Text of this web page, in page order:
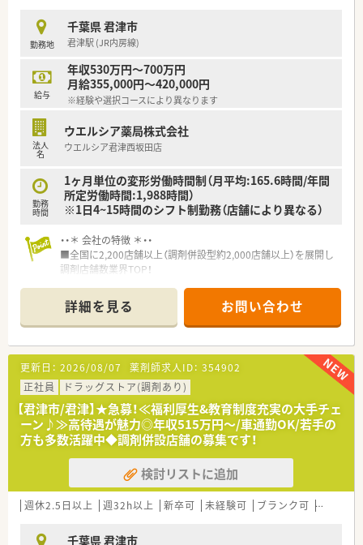
時短勤務ができるよう変更予定です。
■年間休日が120日とワークライフバランスが整っています
■日用品から常備薬まで、従業員割引制度など嬉しいメリットも
たくさんあります！
勤務地
千葉県 君津市
君津駅 (JR内房線)
給与
年収530万円～700万円
月給355,000円～420,000円
※経験や選択コースにより異なります
法人
名
ウエルシア薬局株式会社
ウエルシア君津西坂田店
勤務
時間
1ヶ月単位の変形労働時間制（月平均:165.6時間/年間
所定労働時間:1,988時間）
※1日4~15時間のシフト制勤務（店舗により異なる）
・・＊ 会社の特徴 ＊・・
■全国に2,200店舗以上（調剤併設型約2,000店舗以上）を展開し
調剤店舗数業界TOP！
頑張り次第で高給与も可能！
■経験や勤務コースによりますが、経験の少ない方でも500万前
半スタートと業界TOP水準！
■職種や職域に合わせ、豊富な社内研修や外部組織と連携した研
修を用意されています
■薬剤師が中心の会社だからこそ活躍できるキャリアパスが多
種多様に用意されています。
■店舗拡大に伴い、エリアマネジャーや営業部長等のマネジメン
トのポジションも増えます。
■在宅や教育等の専門性を活かせるスペシャリストを目指すこ
とも可能です。
■その他にも、管理部門や商品部門等の本社スタッフなど活動領
域は多種多様です。
■在宅実施店舗は年々増加しており、在宅医療へもしっかりと関
わる事ができます。
時短勤務ができるよう変更予定です。
詳細を見る お問い合わせ
更新日： 2026/08/07 薬剤師求人ID： 354902
正社員
ドラッグストア(調剤あり)
【君津市/君津】★急募！≪福利厚生&教育制度充実の大手チェ
ーン♪≫高待遇が魅力◎年収515万円～/車通勤OK/若手の
方も多数活躍中◆調剤併設店舗の募集です！
検討リストに追加
週休2.5日以上 週32h以上 新卒可 未経験可 ブランク可 Ｗワー
千葉県 君津市